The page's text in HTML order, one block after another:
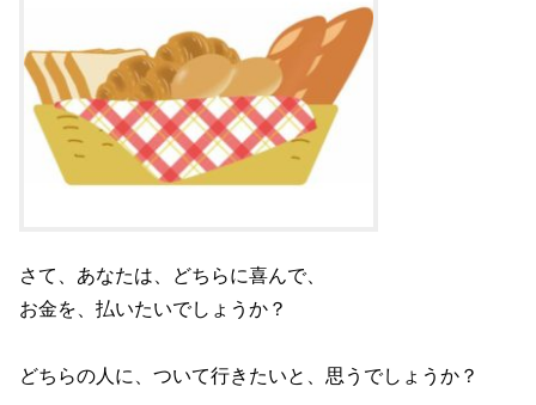
さて、あなたは、どちらに喜んで、
お金を、払いたいでしょうか？
どちらの人に、ついて行きたいと、思うでしょうか？